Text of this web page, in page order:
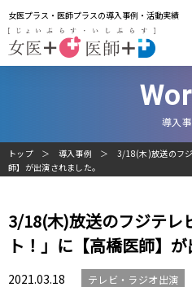
女医プラス・医師プラスの導入事例・活動実績
導入
トップ 導入事例
3/18(木)放送のフ
師】が出演されました。
3/18(木)放送のフジテレ
ト！」に【高橋医師】が
2021.03.18 テレビ・ラジオ出演